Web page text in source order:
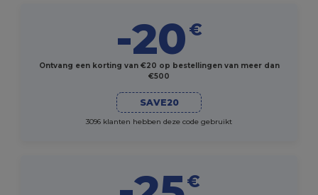
-20 €
Ontvang een korting van €20 op bestellingen van meer dan
€500
SAVE20
3096 klanten hebben deze code gebruikt
€